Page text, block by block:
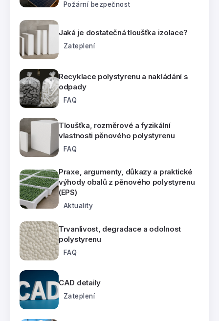
Požární bezpečnost
Jaká je dostatečná tloušťka izolace?
Zateplení
Recyklace polystyrenu a nakládání s
odpady
FAQ
Tloušťka, rozměrové a fyzikální
vlastnosti pěnového polystyrenu
FAQ
Praxe, argumenty, důkazy a praktické
výhody obalů z pěnového polystyrenu
(EPS)
Aktuality
Trvanlivost, degradace a odolnost
polystyrenu
FAQ
CAD detaily
Zateplení